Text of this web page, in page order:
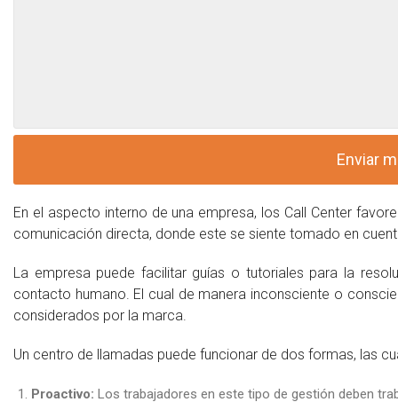
En el aspecto interno de una empresa, los Call Center
comunicación directa, donde este se siente tomado en
La empresa puede facilitar guías o tutoriales para la
contacto humano. El cual de manera inconsciente o
considerados por la marca.
Un centro de llamadas puede funcionar de dos formas, las
Proactivo: Los trabajadores en este tipo de gestión deben